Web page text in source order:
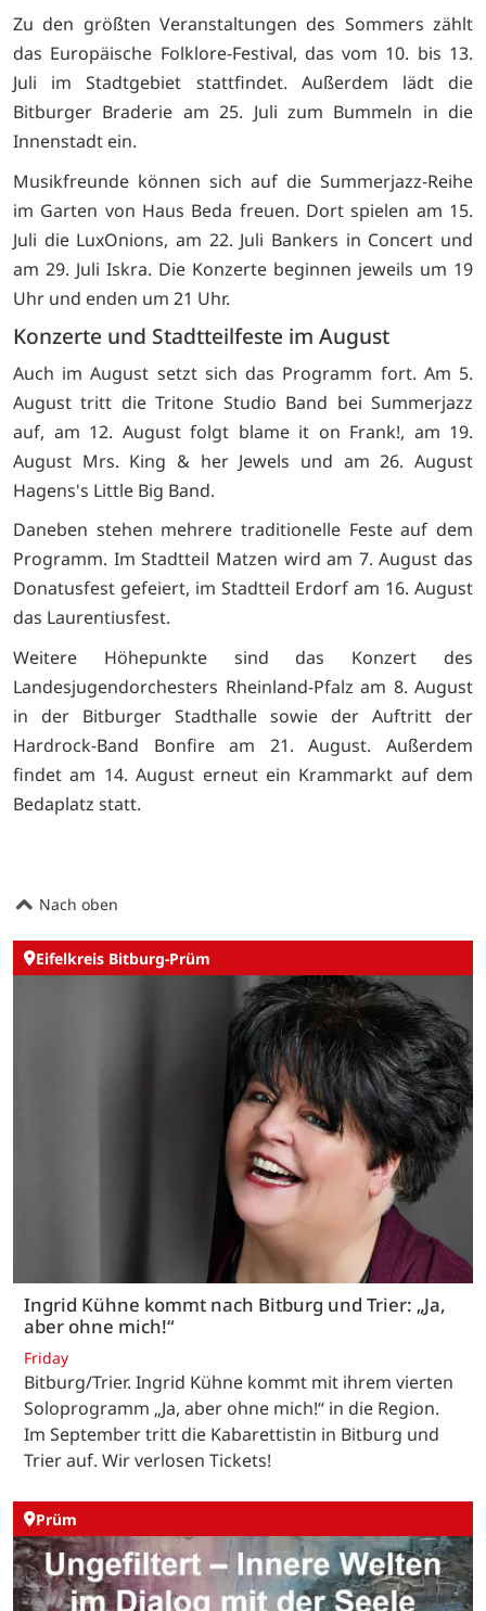
Zu den größten Veranstaltungen des Sommers zählt
das Europäische Folklore-Festival, das vom 10. bis 13.
Juli im Stadtgebiet stattfindet. Außerdem lädt die
Bitburger Braderie am 25. Juli zum Bummeln in die
Innenstadt ein.
Musikfreunde können sich auf die Summerjazz-Reihe
im Garten von Haus Beda freuen. Dort spielen am 15.
Juli die LuxOnions, am 22. Juli Bankers in Concert und
am 29. Juli Iskra. Die Konzerte beginnen jeweils um 19
Uhr und enden um 21 Uhr.
Konzerte und Stadtteilfeste im August
Auch im August setzt sich das Programm fort. Am 5.
August tritt die Tritone Studio Band bei Summerjazz
auf, am 12. August folgt blame it on Frank!, am 19.
August Mrs. King & her Jewels und am 26. August
Hagens's Little Big Band.
Daneben stehen mehrere traditionelle Feste auf dem
Programm. Im Stadtteil Matzen wird am 7. August das
Donatusfest gefeiert, im Stadtteil Erdorf am 16. August
das Laurentiusfest.
Weitere Höhepunkte sind das Konzert des
Landesjugendorchesters Rheinland-Pfalz am 8. August
in der Bitburger Stadthalle sowie der Auftritt der
Hardrock-Band Bonfire am 21. August. Außerdem
findet am 14. August erneut ein Krammarkt auf dem
Bedaplatz statt.
Nach oben
Eifelkreis Bitburg-Prüm
Ingrid Kühne kommt nach Bitburg und Trier: „Ja,
aber ohne mich!“
Friday
Bitburg/Trier. Ingrid Kühne kommt mit ihrem vierten
Soloprogramm „Ja, aber ohne mich!“ in die Region.
Im September tritt die Kabarettistin in Bitburg und
Trier auf. Wir verlosen Tickets!
Prüm